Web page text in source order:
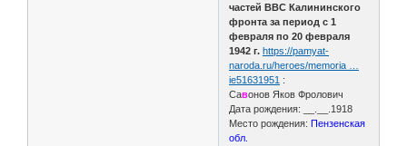
частей ВВС Калининского
фронта за период с 1
февраля по 20 февраля
1942 г. https://pamyat-
naroda.ru/heroes/memoria …
ie51631951 :
Савонов Яков Фролович
Дата рождения: __.__.1918
Место рождения: Пензенская
обл.